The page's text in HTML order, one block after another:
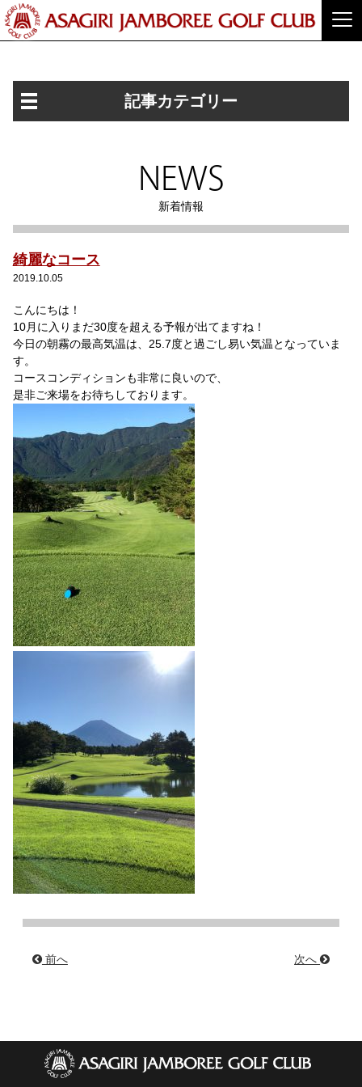
記事カテゴリー
NEWS
新着情報
綺麗なコース
2019.10.05
こんにちは！
10月に入りまだ30度を超える予報が出てますね！
今日の朝霧の最高気温は、25.7度と過ごし易い気温となっていま
す。
コースコンディションも非常に良いので、
是非ご来場をお待ちしております。
前へ 次へ